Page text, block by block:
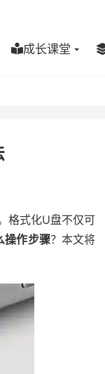
成长课堂
格式化U盘不仅可
操作步骤？本文将